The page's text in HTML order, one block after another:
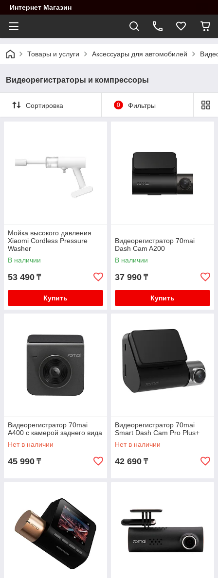
Интернет Магазин
Товары и услуги Аксессуары для автомобилей
Видеорегистраторы и компрессоры
Сортировка 0 Фильтры
Мойка высокого давления
Xiaomi Cordless Pressure
Washer
В наличии
53 490 ₸
Купить
Видеорегистратор 70mai
Dash Cam A200
В наличии
37 990 ₸
Купить
Видеорегистратор 70mai
A400 с камерой заднего вида
Нет в наличии
45 990 ₸
Видеорегистратор 70mai
Smart Dash Cam Pro Plus+
Нет в наличии
42 690 ₸